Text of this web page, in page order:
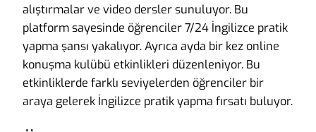
alıştırmalar ve video dersler sunuluyor. Bu
platform sayesinde öğrenciler 7/24 İngilizce pratik
yapma şansı yakalıyor. Ayrıca ayda bir kez online
konuşma kulübü etkinlikleri düzenleniyor. Bu
etkinliklerde farklı seviyelerden öğrenciler bir
araya gelerek İngilizce pratik yapma fırsatı buluyor.